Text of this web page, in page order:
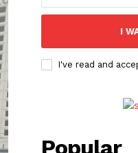
I
I've read and
Popular